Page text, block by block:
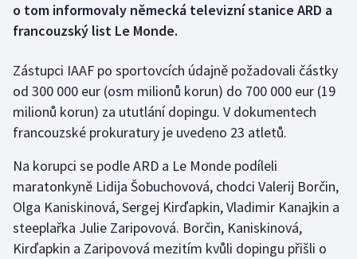
Dostihy
Futsal
Gymnastika
Házená
Jezdectví
o tom informovaly německá televizní stanice ARD a
francouzský list Le Monde.
Zástupci IAAF po sportovcích údajně požadovali částky
od 300 000 eur (osm milionů korun) do 700 000 eur (19
milionů korun) za ututlání dopingu. V dokumentech
francouzské prokuratury je uvedeno 23 atletů.
Na korupci se podle ARD a Le Monde podíleli
maratonkyně Lidija Šobuchovová, chodci Valerij Borčin,
Olga Kaniskinová, Sergej Kirďapkin, Vladimir Kanajkin a
steeplařka Julie Zaripovová. Borčin, Kaniskinová,
Kirďapkin a Zaripovová mezitím kvůli dopingu přišli o